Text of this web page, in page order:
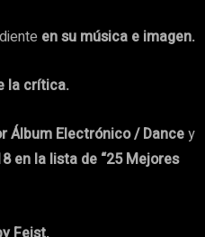
en su música e imagen.
la crítica.
Álbum Electrónico / Dancey
en la lista de “25 Mejores